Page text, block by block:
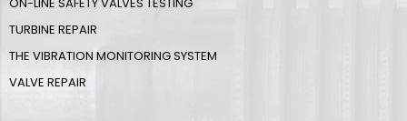
TURBINE REPAIR
THE VIBRATION MONITORING SYSTEM
VALVE REPAIR